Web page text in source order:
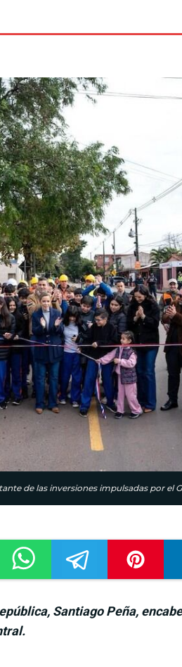
de las inversiones impulsadas por el
Santiago Peña,